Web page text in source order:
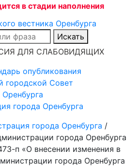
в стадии наполнения
Искать
ДЛЯ СЛАБОВИДЯЩИХ
опубликования
городской Совет
Оренбурга
города Оренбурга
города Оренбурга /
города Оренбурга
п «О внесении изменения в
города Оренбурга